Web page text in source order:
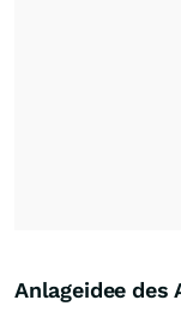
Anlageidee des